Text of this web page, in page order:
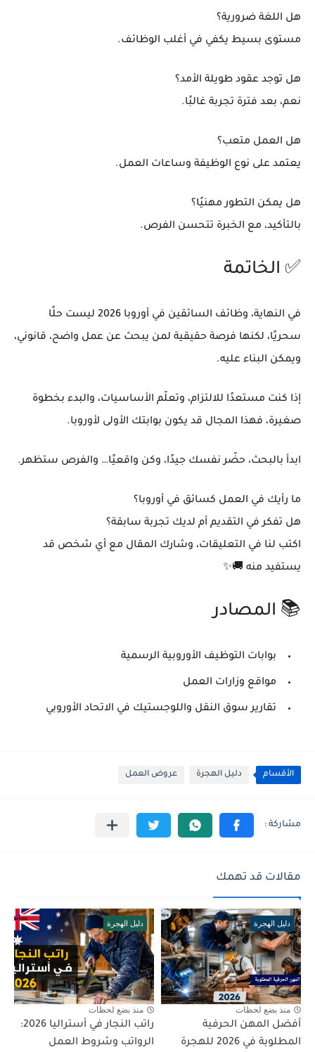
هل اللغة ضرورية؟
مستوى بسيط يكفي في أغلب الوظائف.
هل توجد عقود طويلة الأمد؟
نعم، بعد فترة تجربة غالبًا.
هل العمل متعب؟
يعتمد على نوع الوظيفة وساعات العمل.
هل يمكن التطور مهنيًا؟
بالتأكيد، مع الخبرة تتحسن الفرص.
✅ الخاتمة
في النهاية، وظائف السائقين في أوروبا 2026 ليست حلًا
سحريًا، لكنها فرصة حقيقية لمن يبحث عن عمل واضح، قانوني،
ويمكن البناء عليه.
إذا كنت مستعدًا للالتزام، وتعلّم الأساسيات، والبدء بخطوة
صغيرة، فهذا المجال قد يكون بوابتك الأولى لأوروبا.
ابدأ بالبحث، حضّر نفسك جيدًا، وكن واقعيًا… والفرص ستظهر.
ما رأيك في العمل كسائق في أوروبا؟
هل تفكر في التقديم أم لديك تجربة سابقة؟
اكتب لنا في التعليقات، وشارك المقال مع أي شخص قد
يستفيد منه 🚚✨
📚 المصادر
بوابات التوظيف الأوروبية الرسمية
مواقع وزارات العمل
تقارير سوق النقل واللوجستيك في الاتحاد الأوروبي
الأقسام دليل الهجرة عروض العمل
مقالات قد تهمك
دليل الهجرة
منذ بضع لحظات
أفضل المهن الحرفية
المطلوبة في 2026 للهجرة
دليل الهجرة
منذ بضع لحظات
راتب النجار في أستراليا 2026:
الرواتب وشروط العمل